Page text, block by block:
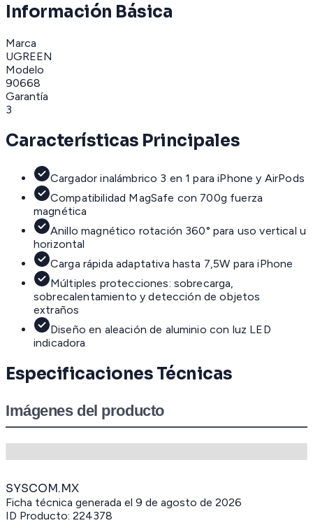
Información Básica
Marca
UGREEN
Modelo
90668
Garantía
3
Características Principales
Cargador inalámbrico 3 en 1 para iPhone y AirPods
Compatibilidad MagSafe con 700g fuerza
magnética
Anillo magnético rotación 360° para uso vertical u
horizontal
Carga rápida adaptativa hasta 7,5W para iPhone
Múltiples protecciones: sobrecarga,
sobrecalentamiento y detección de objetos
extraños
Diseño en aleación de aluminio con luz LED
indicadora
Especificaciones Técnicas
Imágenes del producto
SYSCOM.MX
Ficha técnica generada el 9 de agosto de 2026
ID Producto: 224378